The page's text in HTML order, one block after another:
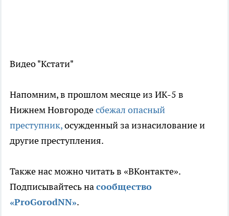
Видео "Кстати"
Напомним, в прошлом месяце из ИК-5 в
Нижнем Новгородесбежал опасный
преступник,осужденный за изнасилование и
другие преступления.
Также нас можно читать в «ВКонтакте».
Подписывайтесь насообщество
«ProGorodNN».